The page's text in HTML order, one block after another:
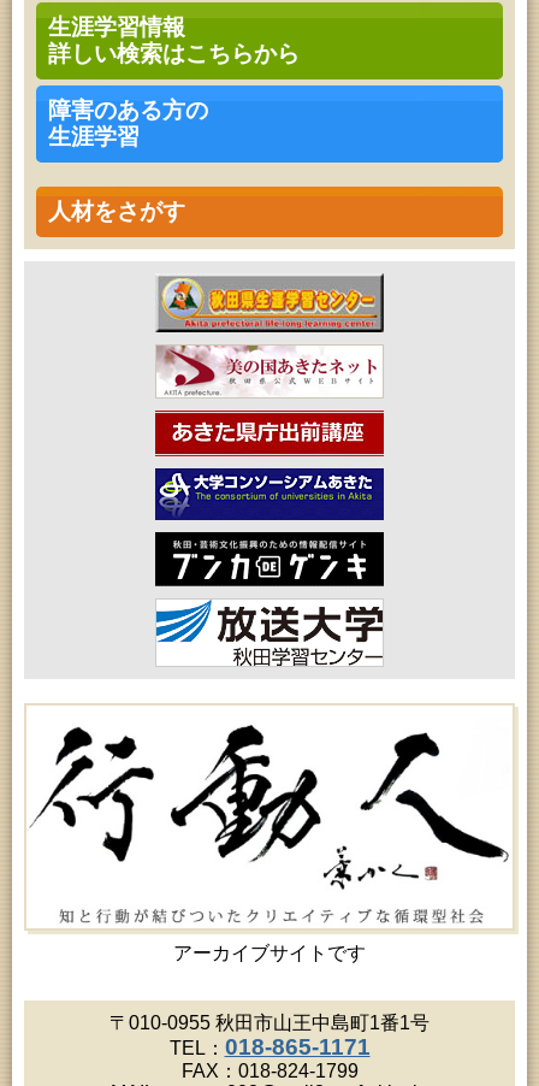
生涯学習情報
詳しい検索はこちらから
障害のある方の
生涯学習
人材をさがす
アーカイブサイトです
高齢者教育「茨島七丁目地区高齢者学級」
2026年08月18日 (秋田市)
女性教育「保戸野女性学級」
2026年08月18日 (秋田市)
高齢者教育「泉地区高齢者学級」
2026年08月18日 (秋田市)
乳幼児・青少年教育「おはなしの会」
2026年08月18日 (秋田市)
乳幼児教育「ペンギン幼児学級」
2026年08月18日 (秋田市)
高齢者教育「秋田おもと高齢者大学」
2026年08月19日 (秋田市)
成人教育「市民大学講座『佐竹史料館展示資料から
見る秋田藩と佐竹氏』」
2026年08月19日 (秋田市)
高齢者教育「北部高齢者大学」
2026年08月19日 (秋田市)
高齢者教育「川尻地区高齢者学級」
2026年08月19日 (秋田市)
女性教育「ひろば女性学級」
2026年08月20日 (秋田市)
乳幼児教育「カンガルー乳幼児学級」
2026年08月20日 (秋田市)
女性教育「八橋ひまわり女性学級」
2026年08月20日 (秋田市)
女性教育「あかしあ婦人学級」
2026年08月20日 (秋田市)
成人教育「夏の暑さに負けない薬膳料理教室」
2026年08月20日 (秋田市)
女性教育「女性セミナー『ゆうわ』」
2026年08月21日 (秋田市)
成人教育「市民体験活動推進事業『料理教室』」
2026年08月21日 (秋田市)
高齢者教育「秋田鈴杖大学」
2026年08月21日 (秋田市)
高齢者教育「保戸野地区高齢者学級」
2026年08月22日 (秋田市)
乳幼児教育「おはなしの会」
2026年08月22日 (秋田市)
令和8年度 鈴木昭寿ウクレレライブ（アトリオンワ
市民おもしろ塾2026年8月例会 第177回「菅江真澄
が見た能代山本」
2026年08月22日 (秋田市)
2026年08月22日 (秋田市)
令和8年度 Excel簡単会計集計勉強会
2026年08月22日 (秋田市)
青少年教育「親子チャレンジ体験活動推進事業『農
〒010-0955 秋田市山王中島町1番1号
TEL： 018-865-1171
FAX：018-824-1799